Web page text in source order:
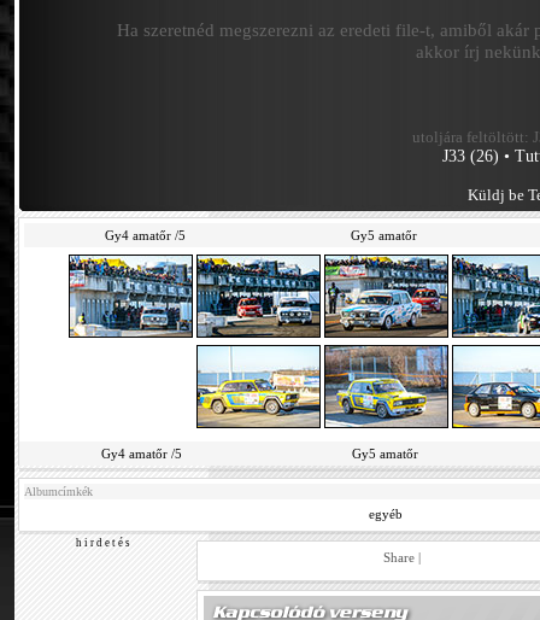
Ha szeretnéd megszerezni az eredeti file-t, amiből akár
akkor írj
utoljára feltöltött:
J33 (26) •
Küldj be
Gy4 amatőr /5 Gy5 amatőr
Gy4 amatőr /5 Gy5 amatőr
Albumcímkék
egyéb
h i r d e t é s
Share |